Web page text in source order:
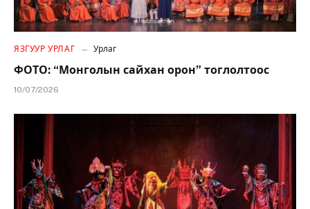
ЯЗГУУР УРЛАГ Урлаг
ФОТО: “Монголын сайхан орон” тоглолтоос
10/07/2026